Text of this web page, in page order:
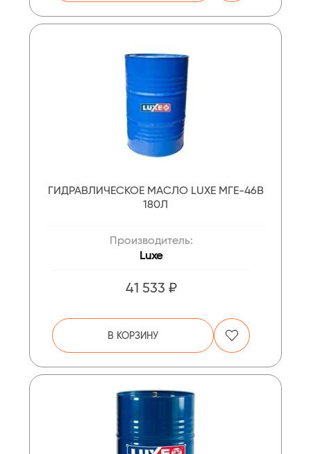
ГИДРАВЛИЧЕСКОЕ МАСЛО LUXE МГЕ-46В
180Л
Производитель:
Luxe
41 533 ₽
В КОРЗИНУ